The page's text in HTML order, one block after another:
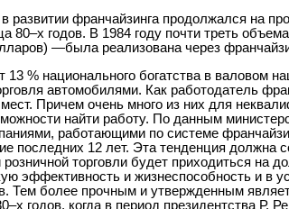
развитии франчайзинга продолжался на
80–х годов. В 1984 году почти треть
—была реализована через
13 % национального богатства в валовом
автомобилями. Как работодатель
Причем очень много из них для
найти работу. По данным
работающими по системе
последних 12 лет. Эта тенденция должна
розничной торговли будет приходиться на
эффективность и жизнеспособность и в
Тем более прочным и утвержденным
годов, когда в период президентства Р.